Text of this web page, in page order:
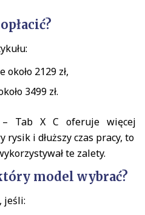
2129 zł,
3499 zł.
Tab X C oferuje więcej
i dłuższy czas pracy, to
te zalety.
model wybrać?
jeśli: